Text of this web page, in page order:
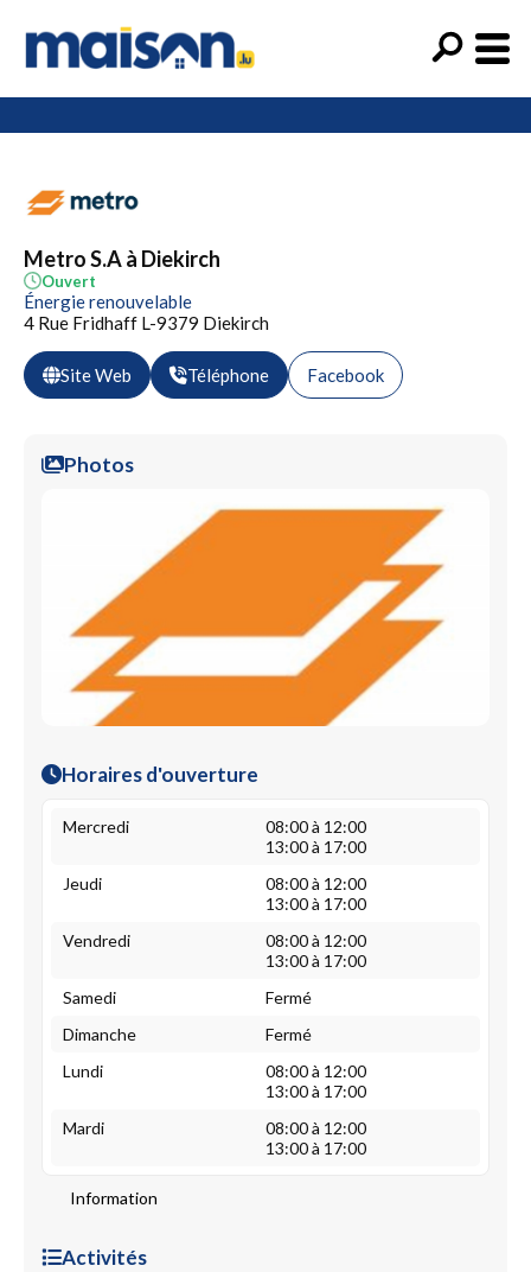
Metro S.A à Diekirch
Ouvert
Énergie renouvelable
4 Rue Fridhaff L-9379 Diekirch
Site Web Téléphone Facebook
Photos
Horaires d'ouverture
Mercredi
08:00 à 12:00
13:00 à 17:00
Jeudi
08:00 à 12:00
13:00 à 17:00
Vendredi
08:00 à 12:00
13:00 à 17:00
Samedi
Fermé
Dimanche
Fermé
Lundi
08:00 à 12:00
13:00 à 17:00
Mardi
08:00 à 12:00
13:00 à 17:00
Information
Activités